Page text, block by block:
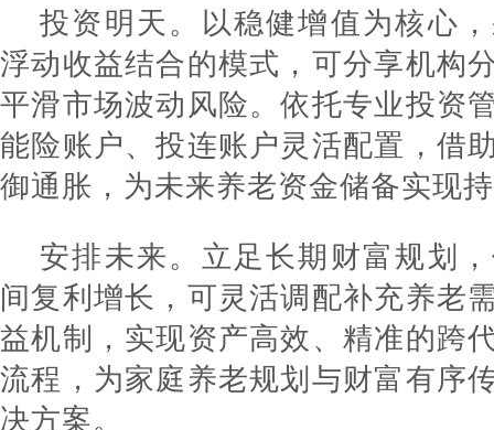
投资明天。以稳健增值为核心
浮动收益结合的模式，可分享机构
平滑市场波动风险。依托专业投资
能险账户、投连账户灵活配置，借
御通胀，为未来养老资金储备实现
安排未来。立足长期财富规划
间复利增长，可灵活调配补充养老
益机制，实现资产高效、精准的跨
流程，为家庭养老规划与财富有序
决方案。